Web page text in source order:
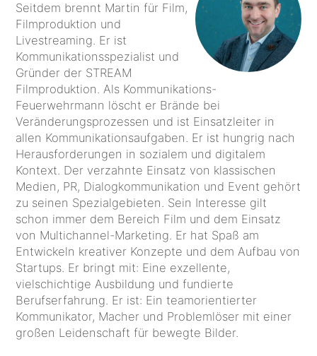
Seitdem brennt Martin für Film,
Filmproduktion und
Livestreaming. Er ist
Kommunikationsspezialist und
Gründer der STREAM
Filmproduktion. Als Kommunikations-
Feuerwehrmann löscht er Brände bei
Veränderungsprozessen und ist Einsatzleiter in
allen Kommunikationsaufgaben. Er ist hungrig nach
Herausforderungen in sozialem und digitalem
Kontext. Der verzahnte Einsatz von klassischen
Medien, PR, Dialogkommunikation und Event gehört
zu seinen Spezialgebieten. Sein Interesse gilt
schon immer dem Bereich Film und dem Einsatz
von Multichannel-Marketing. Er hat Spaß am
Entwickeln kreativer Konzepte und dem Aufbau von
Startups. Er bringt mit: Eine exzellente,
vielschichtige Ausbildung und fundierte
Berufserfahrung. Er ist: Ein teamorientierter
Kommunikator, Macher und Problemlöser mit einer
großen Leidenschaft für bewegte Bilder.